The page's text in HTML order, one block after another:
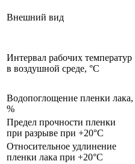
Внешний вид
Интервал рабочих температур
в воздушной среде, °С
Водопоглощение пленки лака,
%
Предел прочности пленки
при разрыве при +20°С
Относительное удлинение
пленки лака при +20°С